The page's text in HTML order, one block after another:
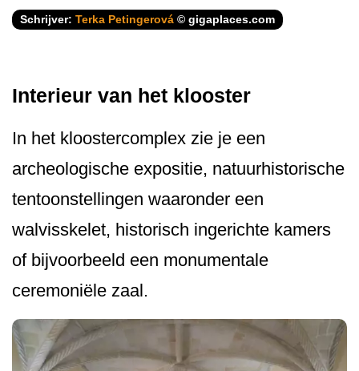
Schrijver: Terka Petingerová © gigaplaces.com
Interieur van het klooster
In het kloostercomplex zie je een
archeologische expositie, natuurhistorische
tentoonstellingen waaronder een
walvisskelet, historisch ingerichte kamers
of bijvoorbeeld een monumentale
ceremoniële zaal.